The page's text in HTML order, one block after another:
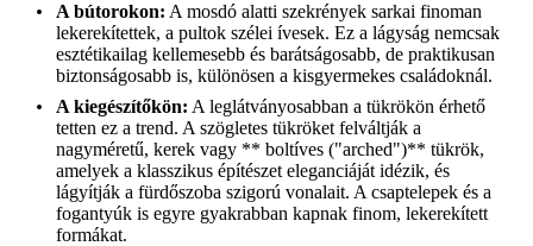
A bútorokon: A mosdó alatti szekrények sarkai finoman
lekerekítettek, a pultok szélei ívesek. Ez a lágyság nemcsak
esztétikailag kellemesebb és barátságosabb, de praktikusan
biztonságosabb is, különösen a kisgyermekes családoknál.
A kiegészítőkön: A leglátványosabban a tükrökön érhető
tetten ez a trend. A szögletes tükröket felváltják a
nagyméretű, kerek vagy ** boltíves ("arched")** tükrök,
amelyek a klasszikus építészet eleganciáját idézik, és
lágyítják a fürdőszoba szigorú vonalait. A csaptelepek és a
fogantyúk is egyre gyakrabban kapnak finom, lekerekített
formákat.